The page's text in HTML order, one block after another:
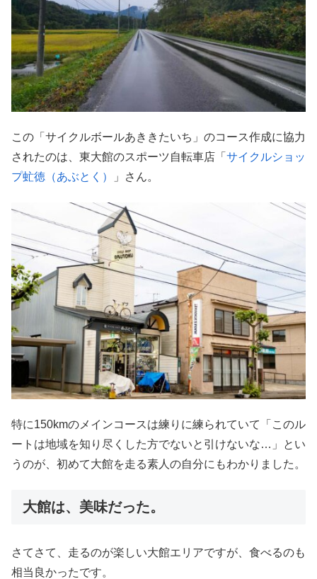
この「サイクルボールあききたいち」のコース作成に協力
されたのは、東大館のスポーツ自転車店「 サイクルショッ
プ虻徳（あぶとく）
」さん。
特に150kmのメインコースは練りに練られていて「このル
ートは地域を知り尽くした方でないと引けないな…」とい
うのが、初めて大館を走る素人の自分にもわかりました。
大館は、美味だった。
さてさて、走るのが楽しい大館エリアですが、食べるのも
相当良かったです。